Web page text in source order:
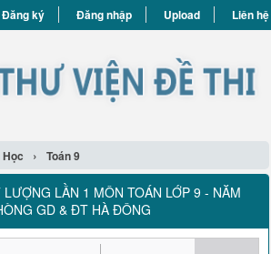
Đăng ký Đăng nhập Upload Liên hệ
Học › Toán 9
LẦN 1 MÔN TOÁN LỚP 9 - NĂM
GD & ĐT HÀ ĐÔNG